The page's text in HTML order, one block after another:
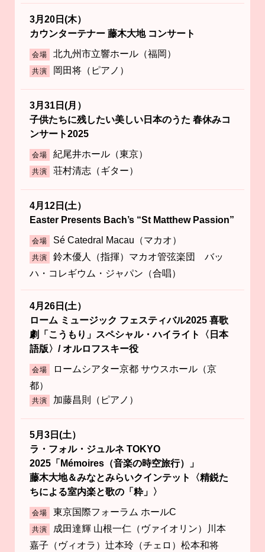
3月20日(木）
カウンターテナー 藤木大地 コンサート
会場 北九州市立響ホール（福岡）
共演 岡田将（ピアノ）
3月31日(月）
子供たちに残したい美しい日本のうた 春休みコ
ンサート2025
会場 紀尾井ホール（東京）
共演 荘村清志（ギター）
4月12日(土）
Easter Presents Bach’s “St Matthew Passion”
会場 Sé Catedral Macau（マカオ）
共演
鈴木優人（指揮）マカオ管弦楽団 バッ
ハ・コレギウム・ジャパン（合唱）
4月26日(土）
ローム ミュージック フェスティバル2025 喜歌
劇「こうもり」スペシャル・ハイライト〈日本
語版〉/ オルロフスキー役
会場
ロームシアター京都 サウスホール（京
都）
共演 加藤昌則（ピアノ）
5月3日(土）
ラ・フォル・ジュルネ TOKYO
2025「Mémoires（音楽の時空旅行）」
藤木大地＆みなとみらいクインテット〈精鋭た
ちによる室内楽と歌の「粋」〉
会場 東京国際フォーラム ホールC
共演
成田達輝 山根一仁（ヴァイオリン）川本
嘉子（ヴィオラ）辻本玲（チェロ）松本和将